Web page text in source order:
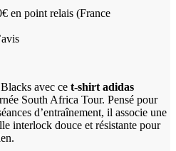
en point relais (France
avec ce t-shirt adidas
South Africa Tour. Pensé pour
d’entraînement, il associe une
interlock douce et résistante pour